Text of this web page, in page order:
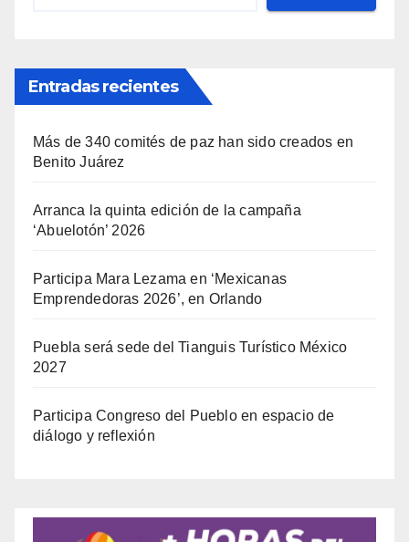
Entradas recientes
Más de 340 comités de paz han sido creados en
Benito Juárez
Arranca la quinta edición de la campaña
‘Abuelotón’ 2026
Participa Mara Lezama en ‘Mexicanas
Emprendedoras 2026’, en Orlando
Puebla será sede del Tianguis Turístico México
2027
Participa Congreso del Pueblo en espacio de
diálogo y reflexión